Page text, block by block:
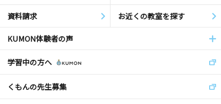
資料請求 お近くの教室を探す
KUMON体験者の声
学習中の方へ
くもんの先生募集